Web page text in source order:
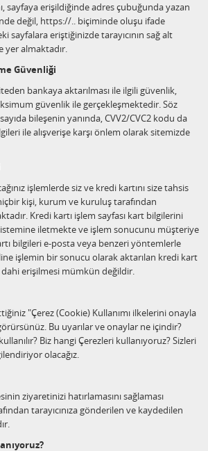
sayfaya erişildiğinde adres çubuğunda yazan
değil, https://.. biçiminde oluşu ifade
sayfalara eriştiğinizde tarayıcının sağ alt
yer almaktadır.
Güvenliği
bankaya aktarılması ile ilgili güvenlik,
güvenlik ile gerçekleşmektedir. Söz
bileşenin yanında, CVV2/CVC2 kodu da
ile alışverişe karşı önlem olarak sitemizde
işlemlerde siz ve kredi kartını size tahsis
kişi, kurum ve kuruluş tarafından
Kredi kartı işlem sayfası kart bilgilerini
iletmekte ve işlem sonucunu müşteriye
bilgileri e-posta veya benzeri yöntemlerle
işlemin bir sonucu olarak aktarılan kredi kart
dahi erişilmesi mümkün değildir.
"Çerez (Cookie) Kullanımı ilkelerini onayla
Bu uyarılar ve onaylar ne içindir?
Biz hangi Çerezleri kullanıyoruz? Sizleri
olacağız.
ziyaretinizi hatırlamasını sağlaması
tarayıcınıza gönderilen ve kaydedilen